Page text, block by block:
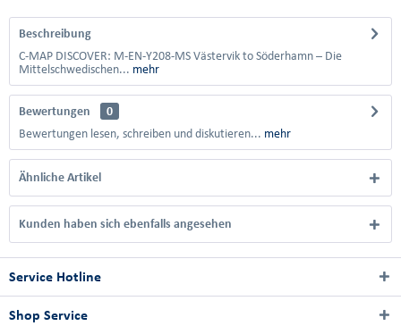
Beschreibung
C-MAP DISCOVER: M-EN-Y208-MS Västervik to Söderhamn – Die
Mittelschwedischen... mehr
Bewertungen
0
Bewertungen lesen, schreiben und diskutieren... mehr
Ähnliche Artikel
Kunden haben sich ebenfalls angesehen
Service Hotline
Shop Service